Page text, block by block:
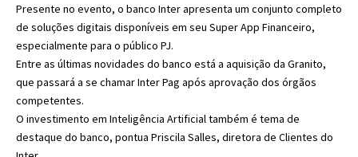
Presente no evento, o banco Inter apresenta um conjunto completo
de soluções digitais disponíveis em seu Super App Financeiro,
especialmente para o público PJ.
Entre as últimas novidades do banco está a aquisição da Granito,
que passará a se chamar Inter Pag após aprovação dos órgãos
competentes.
O investimento em Inteligência Artificial também é tema de
destaque do banco, pontua Priscila Salles, diretora de Clientes do